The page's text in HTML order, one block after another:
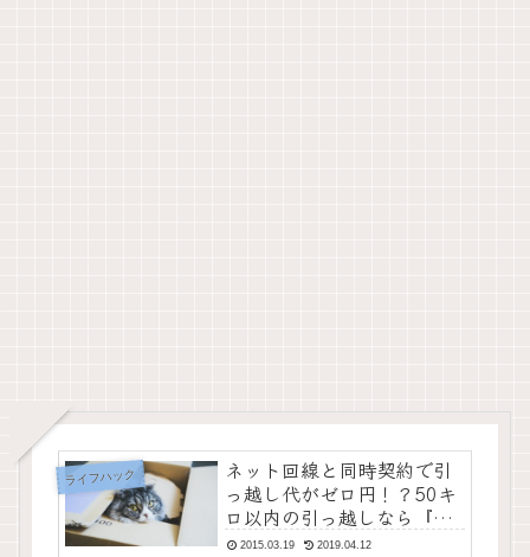
ライフハック
ネット回線と同時契約で引
っ越し代がゼロ円！？50キ
ロ以内の引っ越しなら『ゼ
ロコシ！』が使えるかも！
2015.03.19 2019.04.12